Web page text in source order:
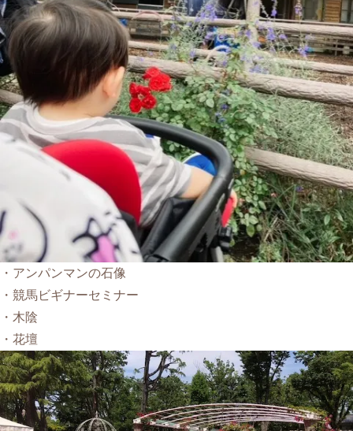
・アンパンマンの石像
・競馬ビギナーセミナー
・木陰
・花壇